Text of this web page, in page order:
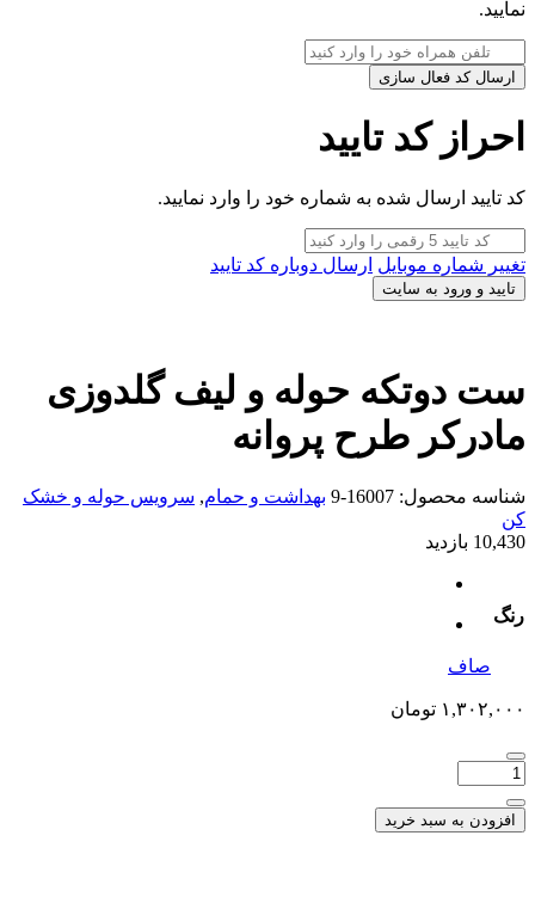
نمایید.
ارسال کد فعال سازی
احراز کد تایید
کد تایید ارسال شده به شماره خود را وارد نمایید.
تغییر شماره موبایل ارسال دوباره کد تایید
تایید و ورود به سایت
ست دوتکه حوله و لیف گلدوزی
مادرکر طرح پروانه
شناسه محصول: 16007-9 بهداشت و حمام, سرویس حوله و خشک
کن
10,430 بازدید
رنگ
صاف
۱,۳۰۲,۰۰۰ تومان
افزودن به سبد خرید